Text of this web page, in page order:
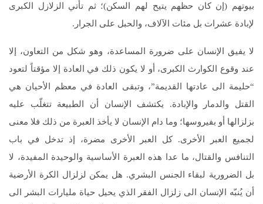
بيوتهم (إن كان حظهم يتيح لهم السكن)؛ ثم تأتي الزلازل الكبرى
لإبادة عشرات بل مئات الآلاف، والحبل على الجرار.
لا يفيق الإنسان على ضرورة المساعدة، وهو شكل من التعاون، إلا
عند وقوع الكوارث الكبرى، أو لا يكون ذلك في العادة إلا مؤقتاً لتعود
“حليمة الى عادتها القديمة”، وتبقى العادة في معظم الأحيان هي
القتل والدمار والإبادة. يكتشف الإنسان أن الطبيعة تتغلّب عليه
بزلزالها أو بفيروسها؛ وما دام الإنسان لا يأخذ العبرة من ذلك فلا معنى
لجميع العبر الأخرى. كل العبر الأخرى مضرة، إذ تدخل في باب
التنافس والقتال، ما عدا هذه العبرة الأساسية والوحيدة المفيدة، لا
بل الضرورية لبقاء الجنس البشري. هل يمكن لزلزال الكرة الأرضية
أن يُنبّه الإنسان الى زلزال الفقر الذي يحيل حياة مليارات البشر الى